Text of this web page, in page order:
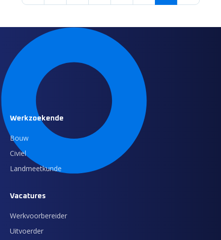
Werkzoekende
Bouw
Civiel
Landmeetkunde
Vacatures
Werkvoorbereider
Uitvoerder